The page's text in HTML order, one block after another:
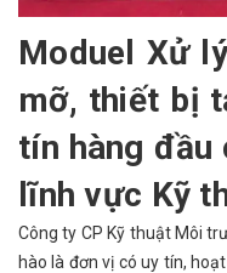
Moduel Xử
mỡ, thiết bị
tín hàng đầu
lĩnh vực Kỹ
Công ty CP Kỹ thuật Môi
hào là đơn vị có uy tín,